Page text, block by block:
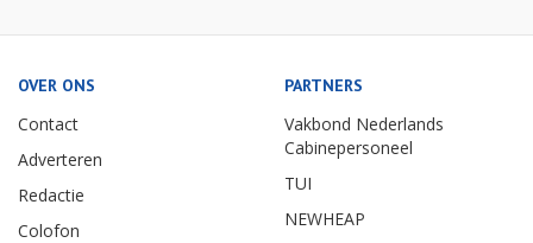
OVER ONS
Contact
Adverteren
Redactie
Colofon
PARTNERS
Vakbond Nederlands
Cabinepersoneel
TUI
NEWHEAP